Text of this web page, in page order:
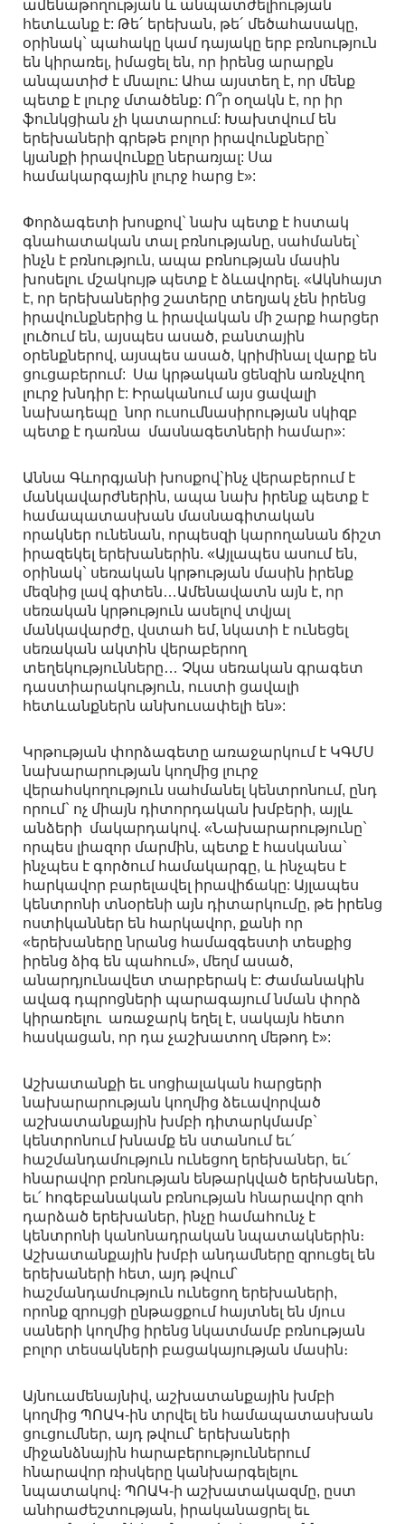
ամենաթողության և անպատժելիության
հետևանք է: Թե´ երեխան, թե´ մեծահասակը,
օրինակ` պահակը կամ դայակը երբ բռնություն
են կիրառել, իմացել են, որ իրենց արարքն
անպատիժ է մնալու: Ահա այստեղ է, որ մենք
պետք է լուրջ մտածենք: Ո՞ր օղակն է, որ իր
ֆունկցիան չի կատարում: Խախտվում են
երեխաների գրեթե բոլոր իրավունքները`
կյանքի իրավունքը ներառյալ: Սա
համակարգային լուրջ հարց է»:
Փորձագետի խոսքով` նախ պետք է հստակ
գնահատական տալ բռնությանը, սահմանել`
ինչն է բռնություն, ապա բռնության մասին
խոսելու մշակույթ պետք է ձևավորել. «Ակնհայտ
է, որ երեխաներից շատերը տեղյակ չեն իրենց
իրավունքներից և իրավական մի շարք հարցեր
լուծում են, այսպես ասած, բանտային
օրենքներով, այսպես ասած, կրիմինալ վարք են
ցուցաբերում: Սա կրթական ցենզին առնչվող
լուրջ խնդիր է: Իրականում այս ցավալի
նախադեպը նոր ուսումնասիրության սկիզբ
պետք է դառնա մասնագետների համար»:
Աննա Գևորգյանի խոսքով`ինչ վերաբերում է
մանկավարժներին, ապա նախ իրենք պետք է
համապատասխան մասնագիտական
որակներ ունենան, որպեսզի կարողանան ճիշտ
իրազեկել երեխաներին. «Այլապես ասում են,
օրինակ` սեռական կրթության մասին իրենք
մեզնից լավ գիտեն…Ամենավատն այն է, որ
սեռական կրթություն ասելով տվյալ
մանկավարժը, վստահ եմ, նկատի է ունեցել
սեռական ակտին վերաբերող
տեղեկությունները… Չկա սեռական գրագետ
դաստիարակություն, ուստի ցավալի
հետևանքներն անխուսափելի են»:
Կրթության փորձագետը առաջարկում է ԿԳՄՍ
նախարարության կողմից լուրջ
վերահսկողություն սահմանել կենտրոնում, ընդ
որում` ոչ միայն դիտորդական խմբերի, այլև
անձերի մակարդակով. «Նախարարությունը`
որպես լիազոր մարմին, պետք է հասկանա`
ինչպես է գործում համակարգը, և ինչպես է
հարկավոր բարելավել իրավիճակը: Այլապես
կենտրոնի տնօրենի այն դիտարկումը, թե իրենց
ոստիկաններ են հարկավոր, քանի որ
«երեխաները նրանց համազգեստի տեսքից
իրենց ձիգ են պահում», մեղմ ասած,
անարդյունավետ տարբերակ է: Ժամանակին
ավագ դպրոցների պարագայում նման փորձ
կիրառելու առաջարկ եղել է, սակայն հետո
հասկացան, որ դա չաշխատող մեթոդ է»:
Աշխատանքի եւ սոցիալական հարցերի
նախարարության կողմից ձեւավորված
աշխատանքային խմբի դիտարկմամբ`
կենտրոնում խնամք են ստանում եւ՛
հաշմանդամություն ունեցող երեխաներ, եւ՛
հնարավոր բռնության ենթարկված երեխաներ,
եւ՛ հոգեբանական բռնության հնարավոր զոհ
դարձած երեխաներ, ինչը համահունչ է
կենտրոնի կանոնադրական նպատակներին։
Աշխատանքային խմբի անդամները զրուցել են
երեխաների հետ, այդ թվում՝
հաշմանդամություն ունեցող երեխաների,
որոնք զրույցի ընթացքում հայտնել են մյուս
սաների կողմից իրենց նկատմամբ բռնության
բոլոր տեսակների բացակայության մասին։
Այնուամենայնիվ, աշխատանքային խմբի
կողմից ՊՈԱԿ-ին տրվել են համապատասխան
ցուցումներ, այդ թվում՝ երեխաների
միջանձնային հարաբերություններում
հնարավոր ռիսկերը կանխարգելելու
նպատակով։ ՊՈԱԿ-ի աշխատակազմը, ըստ
անհրաժեշտության, իրականացրել եւ